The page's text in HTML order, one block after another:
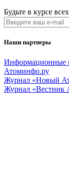
Будьте в курсе
Наши партнеры
Информационные
Атоминфо.ру
Журнал «Новый
Журнал «Вестник